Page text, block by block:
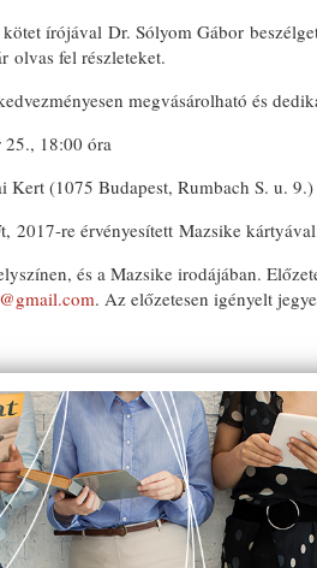
írójával Dr. Sólyom Gábor
olvas fel részleteket.
megvásárolható és
18:00 óra
Kert (1075 Budapest, Rumbach S. u. 9.)
2017-re érvényesített Mazsike
és a Mazsike irodájában.
. Az előzetesen igényelt